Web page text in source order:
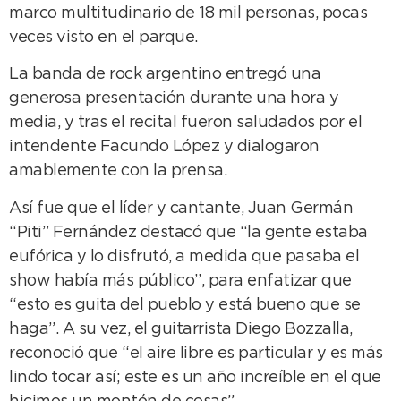
marco multitudinario de 18 mil personas, pocas
veces visto en el parque.
La banda de rock argentino entregó una
generosa presentación durante una hora y
media, y tras el recital fueron saludados por el
intendente Facundo López y dialogaron
amablemente con la prensa.
Así fue que el líder y cantante, Juan Germán
“Piti” Fernández destacó que “la gente estaba
eufórica y lo disfrutó, a medida que pasaba el
show había más público”, para enfatizar que
“esto es guita del pueblo y está bueno que se
haga”. A su vez, el guitarrista Diego Bozzalla,
reconoció que “el aire libre es particular y es más
lindo tocar así; este es un año increíble en el que